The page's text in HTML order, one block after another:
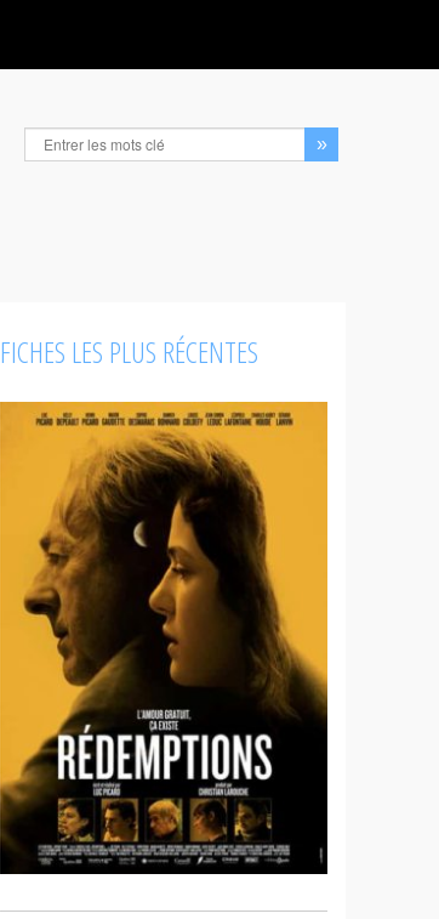
FICHES LES PLUS RÉCENTES